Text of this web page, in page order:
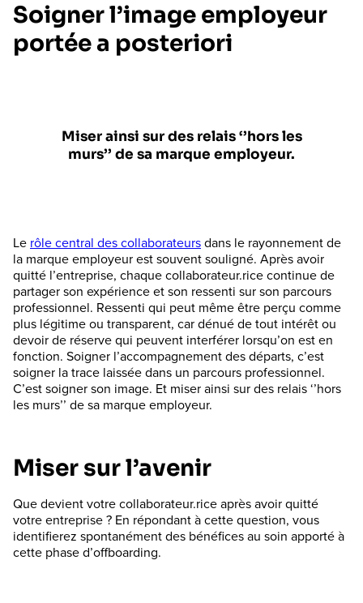
Soigner l’image employeur
portée a posteriori
Miser ainsi sur des relais ‘’hors les
murs’’ de sa marque employeur.
Le rôle central des collaborateursdans le rayonnement de
la marque employeur est souvent souligné. Après avoir
quitté l’entreprise, chaque collaborateur.rice continue de
partager son expérience et son ressenti sur son parcours
professionnel. Ressenti qui peut même être perçu comme
plus légitime ou transparent, car dénué de tout intérêt ou
devoir de réserve qui peuvent interférer lorsqu’on est en
fonction. Soigner l’accompagnement des départs, c’est
soigner la trace laissée dans un parcours professionnel.
C’est soigner son image. Et miser ainsi sur des relais ‘’hors
les murs’’ de sa marque employeur.
Miser sur l’avenir
Que devient votre collaborateur.rice après avoir quitté
votre entreprise ? En répondant à cette question, vous
identifierez spontanément des bénéfices au soin apporté à
cette phase d’offboarding.